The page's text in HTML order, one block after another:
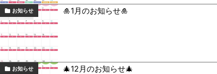
お知らせ 🎍1月のお知らせ🎍
お知らせ 🎄12月のお知らせ🎄